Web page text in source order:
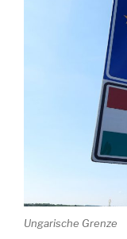
Ungarische Grenze